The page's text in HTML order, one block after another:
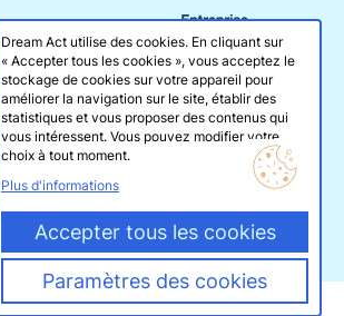
Dream Act utilise des cookies. En cliquant sur
« Accepter tous les cookies », vous acceptez le
stockage de cookies sur votre appareil pour
améliorer la navigation sur le site, établir des
statistiques et vous proposer des contenus qui
vous intéressent. Vous pouvez modifier votre
choix à tout moment.
Plus d'informations
Accepter tous les cookies
Paramètres des cookies